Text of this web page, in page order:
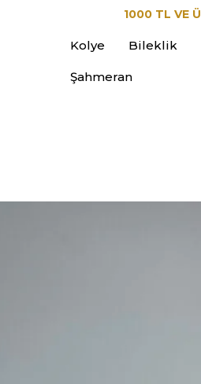
1000 TL VE
Kolye Bileklik
Şahmeran